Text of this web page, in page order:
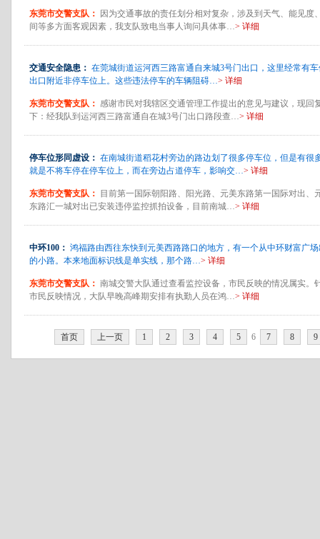
东莞市交警支队：
因为交通事故的责任划分相对复杂，涉及到天气、能见度
间等多方面客观因素，我支队致电当事人询问具体事…> 详细
交通安全隐患： 在莞城街道运河西三路富通自来城3号门出口，这里经常有
出口附近非停车位上。这些违法停车的车辆阻碍…> 详细
东莞市交警支队： 感谢市民对我辖区交通管理工作提出的意见与建议，现回
下：经我队到运河西三路富通自在城3号门出口路段查…> 详细
停车位形同虚设： 在南城街道稻花村旁边的路边划了很多停车位，但是有很
就是不将车停在停车位上，而在旁边占道停车，影响交…> 详细
东莞市交警支队：
目前第一国际朝阳路、阳光路、元美东路第一国际对出、
东路汇一城对出已安装违停监控抓拍设备，目前南城…> 详细
中环100： 鸿福路由西往东快到元美西路路口的地方，有一个从中环财富广
的小路。本来地面标识线是单实线，那个路…> 详细
东莞市交警支队： 南城交警大队通过查看监控设备，市民反映的情况属实。
市民反映情况，大队早晚高峰期安排有执勤人员在鸿…> 详细
首页 上一页 1 2 3 4 5 6 7 8 9